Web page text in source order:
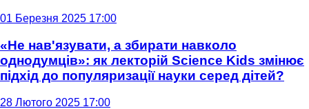
01 Березня 2025 17:00
«Не нав'язувати, а збирати навколо
однодумців»: як лекторій Science Kids змінює
підхід до популяризації науки серед дітей?
28 Лютого 2025 17:00